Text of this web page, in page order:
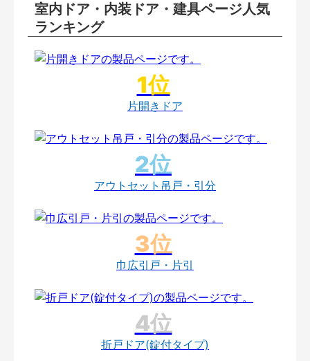
室内ドア・内装ドア・建具ページ人気
ランキング
片開きドア
アウトセット吊戸・引分
巾広引戸・片引
折戸ドア(錠付タイプ)